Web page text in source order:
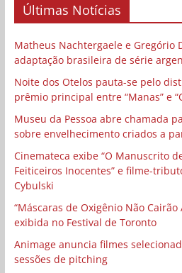
Últimas Notícias
Matheus Nachtergaele e Gregório
adaptação brasileira de série
Noite dos Otelos pauta-se pelo
prêmio principal entre “Manas” e
Museu da Pessoa abre chamada
sobre envelhecimento criados a
Cinemateca exibe “O Manuscrito
Feiticeiros Inocentes” e filme-
Cybulski
“Máscaras de Oxigênio Não
exibida no Festival de Toronto
Animage anuncia filmes
sessões de pitching